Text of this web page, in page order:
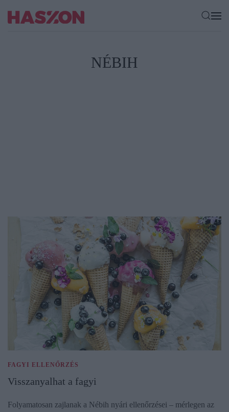
NÉBIH
FAGYI ELLENŐRZÉS
Visszanyalhat a fagyi
Folyamatosan zajlanak a Nébih nyári ellenőrzései – mérlegen az